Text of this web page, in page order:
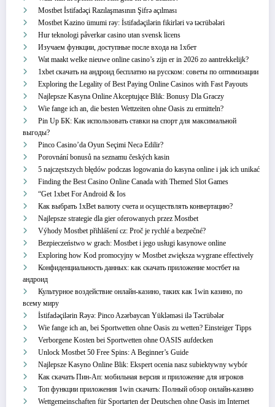
Mostbet İstifadəçi Razılaşmasının Şifrə açılması
Mostbet Kazino ümumi rəy: İstifadəçilərin fikirləri və təcrübələri
Hur teknologi påverkar casino utan svensk licens
Изучаем функции, доступные после входа на 1хбет
Wat maakt welke nieuwe online casino’s zijn er in 2026 zo aantrekkelijk?
1xbet скачать на андроид бесплатно на русском: советы по оптимизации
Exploring the Legality of Best Paying Online Casinos with Fast Payouts
Najlepsze Kasyna Online Akceptujące Blik: Bonusy Dla Graczy
Wie fange ich an, die besten Wettzeiten ohne Oasis zu ermitteln?
Pin Up БК: Как использовать ставки на спорт для максимальной
выгоды?
Pinco Casino’da Oyun Seçimi Necə Edilir?
Porovnání bonusů na seznamu českých kasin
5 najczęstszych błędów podczas logowania do kasyna online i jak ich unikać
Finding the Best Casino Online Canada with Themed Slot Games
“Get 1xbet For Android & Ios
Как выбрать 1xBet валюту счета и осуществлять конвертацию?
Najlepsze strategie dla gier oferowanych przez Mostbet
Výhody Mostbet přihlášení cz: Proč je rychlé a bezpečné?
Bezpieczeństwo w grach: Mostbet i jego usługi kasynowe online
Exploring how Kod promocyjny w Mostbet zwiększa wygrane effectively
Конфиденциальность данных: как скачать приложение мостбет на
андроид
Культурное воздействие онлайн-казино, таких как 1win казино, по
всему миру
İstifadəçilərin Rəyə: Pinco Azərbaycan Yükləməsi ilə Təcrübələr
Wie fange ich an, bei Sportwetten ohne Oasis zu wetten? Einsteiger Tipps
Verborgene Kosten bei Sportwetten ohne OASIS aufdecken
Unlock Mostbet 50 Free Spins: A Beginner’s Guide
Najlepsze Kasyno Online Blik: Ekspert ocenia nasz subiektywny wybór
Как скачать Пин-Ап: мобильная версия и приложение для игроков
Топ функции приложения 1win скачать: Полный обзор онлайн-казино
Wettgemeinschaften für Sportarten der Deutschen ohne Oasis im Internet